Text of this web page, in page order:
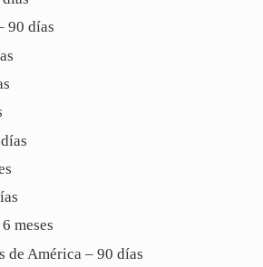
90 días
meses
de América – 90 días